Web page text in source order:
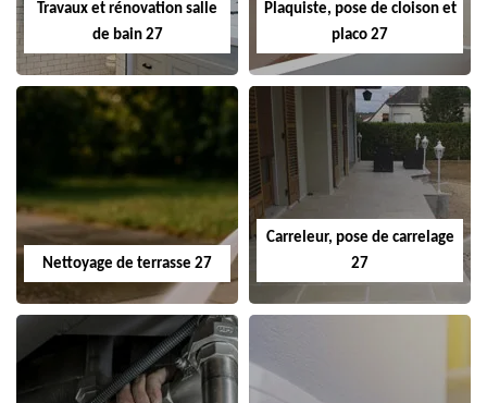
Travaux et rénovation salle
de bain 27
Plaquiste, pose de cloison et
placo 27
Nettoyage de terrasse 27
Carreleur, pose de carrelage
27